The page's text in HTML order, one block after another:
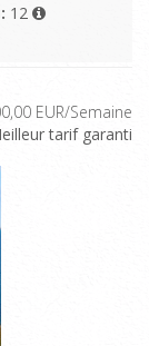
12
EUR/Semaine
tarif garanti